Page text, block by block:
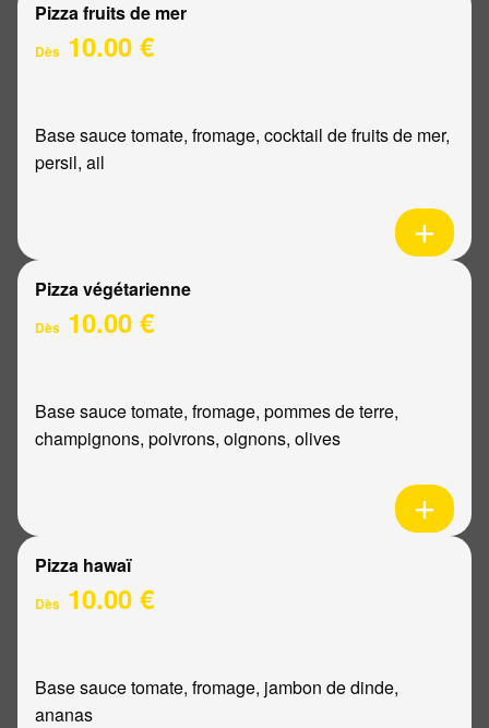
Pizza fruits de mer
Dès 10.00 €
Base sauce tomate, fromage, cocktail de fruits de mer,
persil, ail
Pizza végétarienne
Dès 10.00 €
Base sauce tomate, fromage, pommes de terre,
champignons, poivrons, oignons, olives
Pizza hawaï
Dès 10.00 €
Base sauce tomate, fromage, jambon de dinde,
ananas